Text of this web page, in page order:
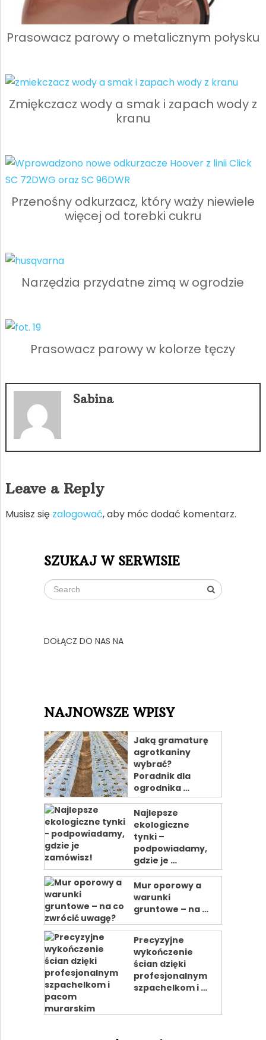
Prasowacz parowy o metalicznym połysku
Zmiękczacz wody a smak i zapach wody z
kranu
Przenośny odkurzacz, który waży niewiele
więcej od torebki cukru
Narzędzia przydatne zimą w ogrodzie
Prasowacz parowy w kolorze tęczy
Sabina
Leave a Reply
Musisz się zalogować, aby móc dodać komentarz.
SZUKAJ W SERWISIE
DOŁĄCZ DO NAS NA
NAJNOWSZE WPISY
Jaką gramaturę
agrotkaniny
wybrać?
Poradnik dla
ogrodnika …
Najlepsze
ekologiczne
tynki –
podpowiadamy,
gdzie je …
Mur oporowy a
warunki
gruntowe – na …
Precyzyjne
wykończenie
ścian dzięki
profesjonalnym
szpachelkom i …